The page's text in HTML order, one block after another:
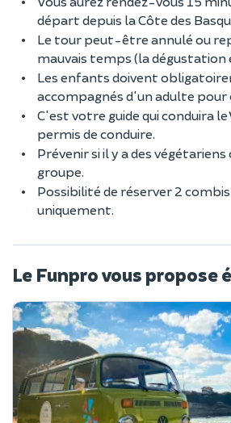
départ depuis la Côte des
Le tour peut-être annulé ou
mauvais temps (la dégustation
Les enfants doivent
accompagnés d'un adulte
C'est votre guide qui conduira le
permis de conduire.
Prévenir si il y a des
groupe.
Possibilité de réserver 2
uniquement.
Le Funpro vous propose